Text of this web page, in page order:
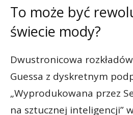
To może być
świecie mody?
Dwustronicowa
Guessa z dyskretnym
„Wyprodukowana przez
na sztucznej inteligencji”